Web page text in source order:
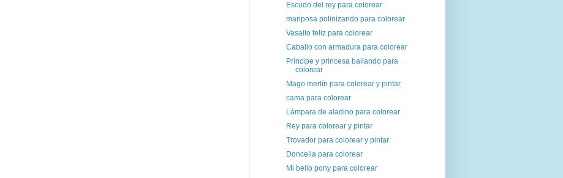
Escudo del rey para colorear
mariposa polinizando para colorear
Vasallo feliz para colorear
Caballo con armadura para colorear
Príncipe y princesa bailando para
colorear
Mago merlín para colorear y pintar
cama para colorear
Lámpara de aladino para colorear
Rey para colorear y pintar
Trovador para colorear y pintar
Doncella para colorear
Mi bello pony para colorear